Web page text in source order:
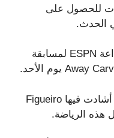
للحصول على
الحدث.
كان كلارك ميكروفونًا كجزء من إذاعة ESPN لمسابقة
قدمت ESPN صوت اللحظة التي أشادت فيها Figueiro
هذه الرياضة.